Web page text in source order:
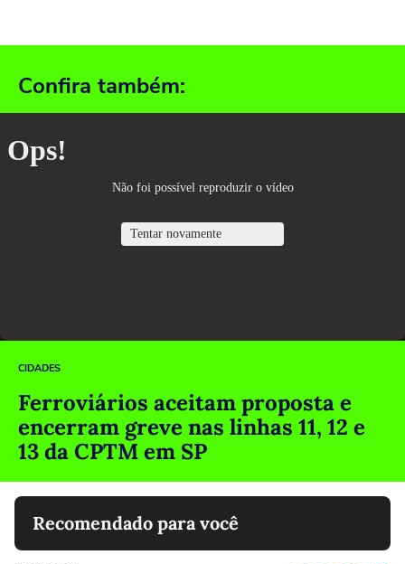
Confira também:
CIDADES
Ferroviários aceitam proposta e
encerram greve nas linhas 11, 12 e
13 da CPTM em SP
Recomendado para você